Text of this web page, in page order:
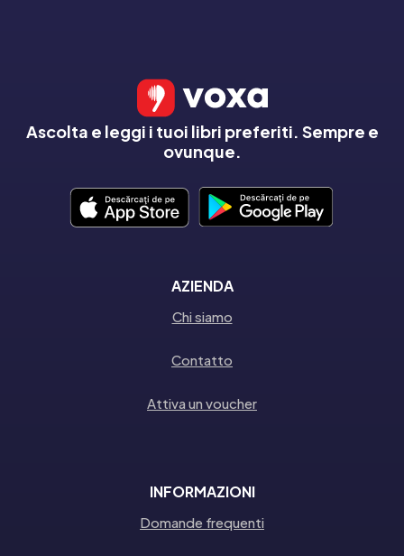
Ascolta e leggi i tuoi libri preferiti. Sempre e
ovunque.
AZIENDA
Chi siamo
Contatto
Attiva un voucher
INFORMAZIONI
Domande frequenti